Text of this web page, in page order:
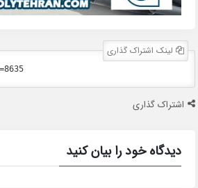
لینک اشتراک گذاری
اشتراک گذاری
دیدگاه خود را بیان کنید